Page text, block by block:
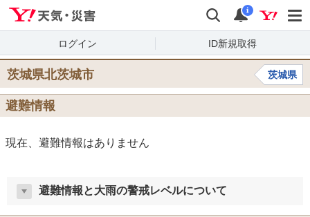
検索 通知
i
ログイン ID新規取得
茨城県北茨城市 茨城県
避難情報
現在、避難情報はありません
避難情報と大雨の警戒レベルについて